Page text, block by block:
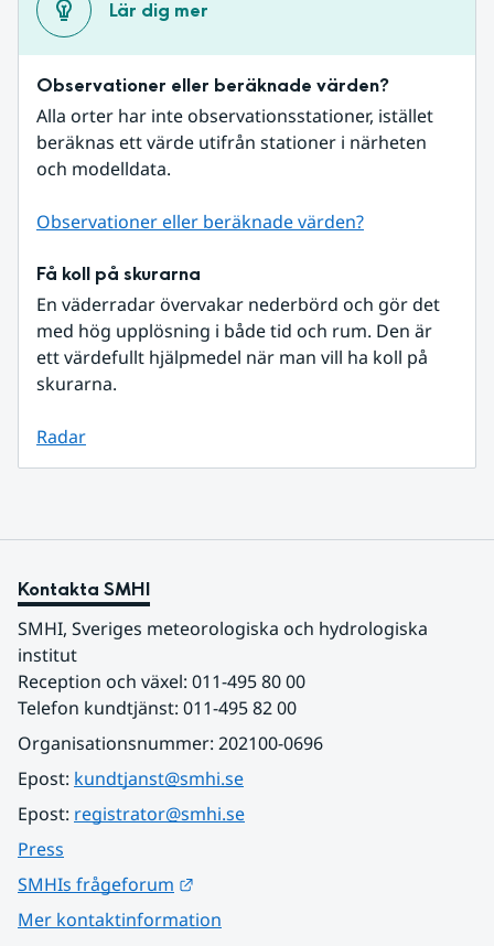
Lär dig mer
Observationer eller beräknade värden?
Alla orter har inte observationsstationer, istället
beräknas ett värde utifrån stationer i närheten
och modelldata.
Observationer eller beräknade värden?
Få koll på skurarna
En väderradar övervakar nederbörd och gör det
med hög upplösning i både tid och rum. Den är
ett värdefullt hjälpmedel när man vill ha koll på
skurarna.
Radar
Kontakta SMHI
SMHI, Sveriges meteorologiska och hydrologiska
institut
Reception och växel: 011-495 80 00
Telefon kundtjänst: 011-495 82 00
Organisationsnummer: 202100-0696
Epost: kundtjanst@smhi.se
Epost: registrator@smhi.se
Press
SMHIs frågeforum
Mer kontaktinformation